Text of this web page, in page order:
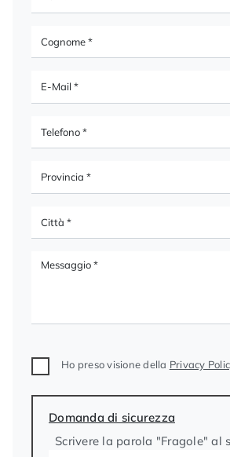
Ho preso visione della Privacy
Domanda di sicurezza
Scrivere la parola "Fragole" al